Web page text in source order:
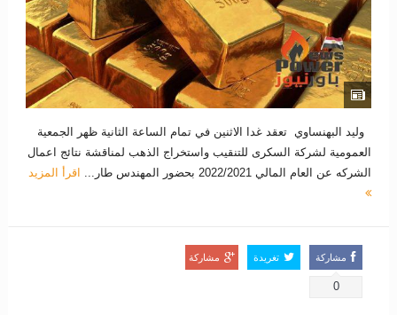
وليد البهنساوي تعقد غدا الاثنين في تمام الساعة الثانية ظهر الجمعية
العمومية لشركة السكرى للتنقيب واستخراج الذهب لمناقشة نتائج اعمال
الشركه عن العام المالي 2022/2021 بحضور المهندس طار...
اقرأ المزيد
مشاركة
0
تغريدة مشاركة